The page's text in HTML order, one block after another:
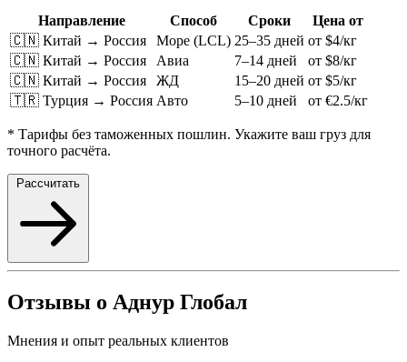
Направление Способ Сроки
Цена от
🇨🇳 Китай → Россия
Море (LCL) 25–35 дней от $4/кг
🇨🇳 Китай → Россия
Авиа 7–14 дней
от $8/кг
🇨🇳 Китай → Россия
ЖД 15–20 дней от $5/кг
🇹🇷 Турция → Россия Авто 5–10 дней от €2.5/кг
* Тарифы без таможенных пошлин. Укажите ваш груз для
точного расчёта.
Рассчитать
Отзывы о Аднур Глобал
Мнения и опыт реальных клиентов